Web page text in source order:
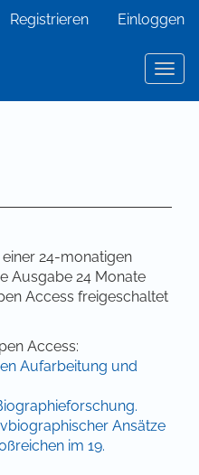
Registrieren Einloggen
24-monatigen
Ausgabe 24 Monate
Access freigeschaltet
Access:
Aufarbeitung und
Ansätze
im 19.